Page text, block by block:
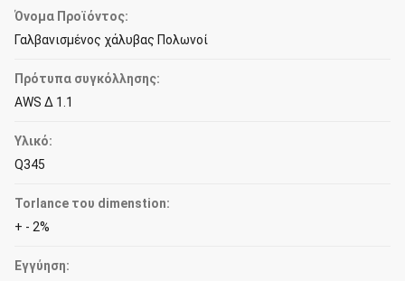
Όνομα Προϊόντος:
Γαλβανισμένος χάλυβας Πολωνοί
Πρότυπα συγκόλλησης:
AWS Δ 1.1
Υλικό:
Q345
Torlance του dimenstion:
+ - 2%
Εγγύηση: